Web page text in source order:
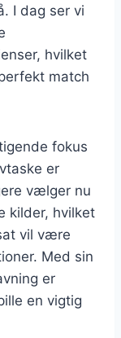
I dag ser vi
hvilket
match
fokus
er
vælger nu
kilder, hvilket
vil være
Med sin
er
en vigtig